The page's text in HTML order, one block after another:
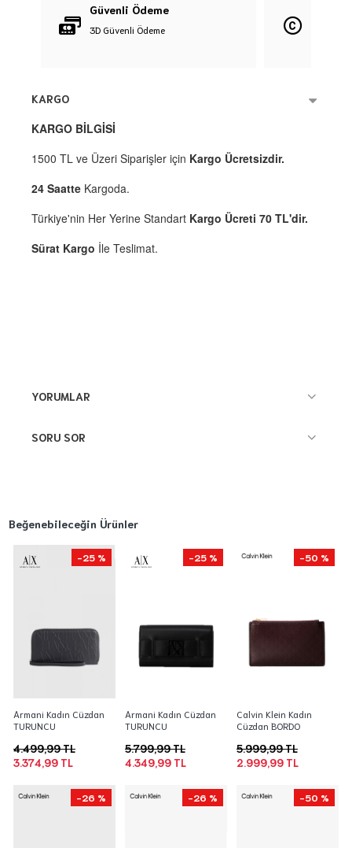
Güvenli Ödeme
3D Güvenli Ödeme
KARGO
KARGO BİLGİSİ
1500 TL ve Üzeri Siparişler için Kargo Ücretsizdir.
24 Saatte Kargoda.
Türkiye'nin Her Yerine Standart Kargo Ücreti 70 TL'dir.
Sürat Kargo İle Teslimat.
YORUMLAR
SORU SOR
Beğenebileceğin Ürünler
-25 %
Armani Kadın Cüzdan
TURUNCU
3.374,99 TL
4.499,99 TL
-25 %
Armani Kadın Cüzdan
TURUNCU
4.349,99 TL
5.799,99 TL
-50 %
Calvin Klein Kadın
Cüzdan BORDO
2.999,99 TL
5.999,99 TL
-26 % -26 % -50 %